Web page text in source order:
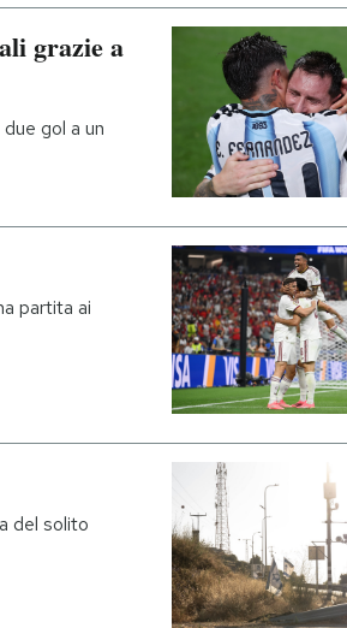
grazie a
gol a un
partita ai
del solito